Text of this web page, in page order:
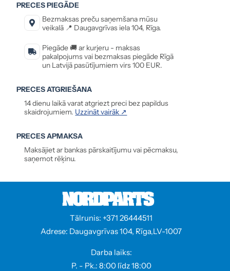
PRECES PIEGĀDE
Bezmaksas preču saņemšana mūsu
veikalā 📍 Daugavgrīvas iela 104, Rīga.
Piegāde 🚚 ar kurjeru - maksas
pakalpojums vai bezmaksas piegāde Rīgā
un Latvijā pasūtījumiem virs 100 EUR.
PRECES ATGRIEŠANA
14 dienu laikā varat atgriezt preci bez papildus
skaidrojumiem. Uzzināt vairāk ↗
PRECES APMAKSA
Maksājiet ar bankas pārskaitījumu vai pēcmaksu,
saņemot rēķinu.
Tālrunis: +371 26444511
Adrese: Daugavgrīvas 104, Rīga,LV-1007
Darba laiks:
P. - Pk.: 8:00 līdz 18:00